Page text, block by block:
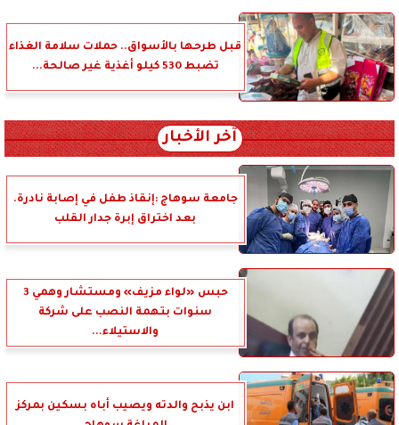
قبل طرحها بالأسواق.. حملات سلامة الغذاء
تضبط 530 كيلو أغذية غير صالحة...
آخر الأخبار
جامعة سوهاج :إنقاذ طفل في إصابة نادرة.
بعد اختراق إبرة جدار القلب
حبس «لواء مزيف» ومستشار وهمي 3
سنوات بتهمة النصب على شركة
والاستيلاء...
ابن يذبح والدته ويصيب أباه بسكين بمركز